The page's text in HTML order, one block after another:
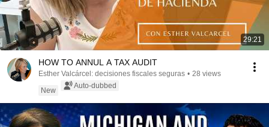
29:21
HOW TO ANNUL A TAX AUDIT
Esther Valcárcel: decisiones fiscales seguras • 28 views
New
Auto-dubbed